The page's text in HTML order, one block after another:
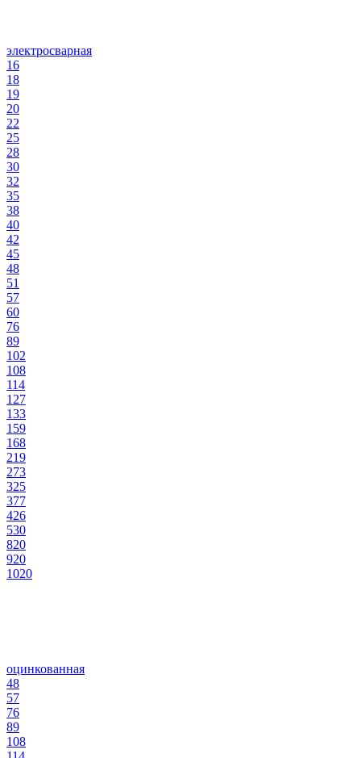
электросварная
16
18
19
20
22
25
28
30
32
35
38
40
42
45
48
51
57
60
76
89
102
108
114
127
133
159
168
219
273
325
377
426
530
820
920
1020
оцинкованная
48
57
76
89
108